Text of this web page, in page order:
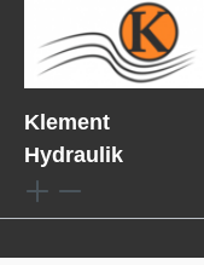
Klement
Hydraulik